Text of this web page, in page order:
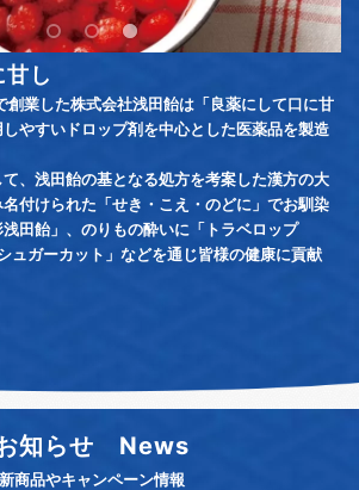
甘し
創業した株式会社浅田飴は「良薬にして口に甘
やすいドロップ剤を中心とした医薬品を製造
、浅田飴の基となる処方を考案した漢方の大
付けられた「せき・こえ・のどに」でお馴染
田飴」、のりもの酔いに「トラベロップ
ュガーカット」などを通じ皆様の健康に貢献
知らせ News
新商品やキャンペーン情報